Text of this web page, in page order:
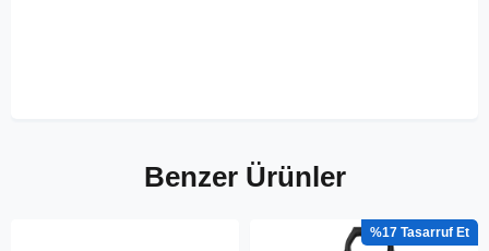
Benzer Ürünler
%17